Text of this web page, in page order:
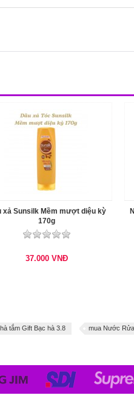
xả Sunsilk Mềm mượt diệu kỳ
170g
37.000 VNĐ
tắm Gift Bạc hà 3.8 mua Nước